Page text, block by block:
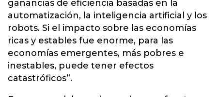
ganancias de eficiencia basadas en la
automatización, la inteligencia artificial y los
robots. Si el impacto sobre las economías
ricas y estables fue enorme, para las
economías emergentes, más pobres e
inestables, puede tener efectos
catastróficos”.